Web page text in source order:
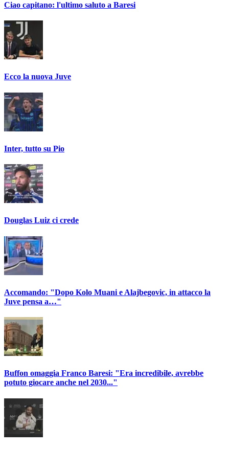
Ciao capitano: l'ultimo saluto a Baresi
Ecco la nuova Juve
Inter, tutto su Pio
Douglas Luiz ci crede
Accomando: "Dopo Kolo Muani e Alajbegovic, in attacco la
Juve pensa a…"
Buffon omaggia Franco Baresi: "Era incredibile, avrebbe
potuto giocare anche nel 2030..."